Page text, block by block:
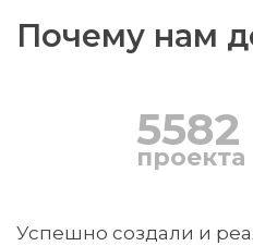
Почему нам
5582
проекта
Успешно создали и